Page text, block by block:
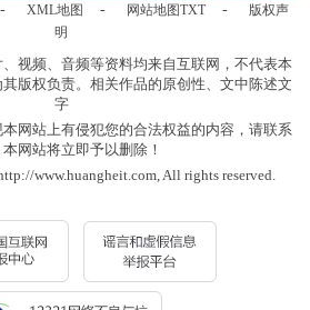
- XML地图 - 网站地图TXT -
版权声
明
视频、音频等资料均来自互联网，不代表本
版权负责。相关作品的原创性、文中陈述文
字
网站上有侵犯您的合法权益的内容，请联系
网站将立即予以删除！
www.huangheit.com, All rights reserved.